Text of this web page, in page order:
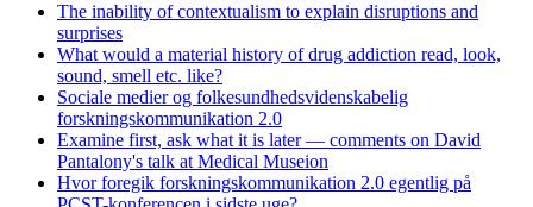
The inability of contextualism to explain disruptions and
surprises
What would a material history of drug addiction read, look,
sound, smell etc. like?
Sociale medier og folkesundhedsvidenskabelig
forskningskommunikation 2.0
Examine first, ask what it is later — comments on David
Pantalony's talk at Medical Museion
Hvor foregik forskningskommunikation 2.0 egentlig på